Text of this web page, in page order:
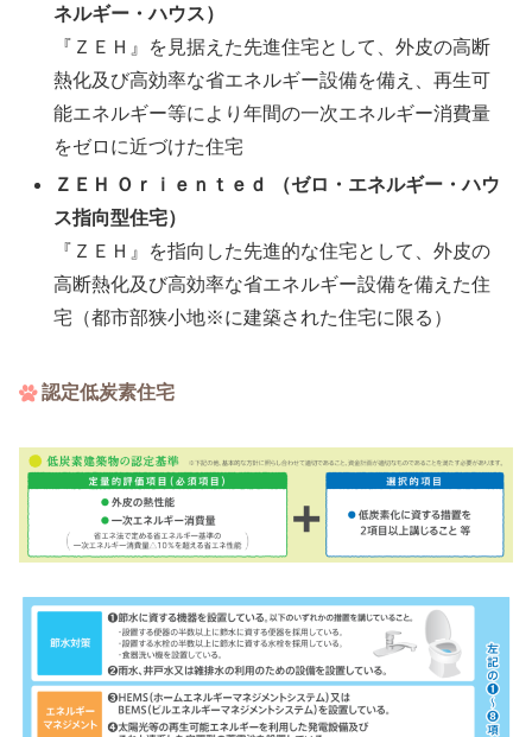
ネルギー・ハウス）
『ＺＥＨ』を見据えた先進住宅として、外皮の高断
熱化及び高効率な省エネルギー設備を備え、再生可
能エネルギー等により年間の一次エネルギー消費量
をゼロに近づけた住宅
ＺＥＨ Ｏｒｉｅｎｔｅｄ （ゼロ・エネルギー・ハウ
ス指向型住宅）
『ＺＥＨ』を指向した先進的な住宅として、外皮の
高断熱化及び高効率な省エネルギー設備を備えた住
宅（都市部狭小地※に建築された住宅に限る）
認定低炭素住宅